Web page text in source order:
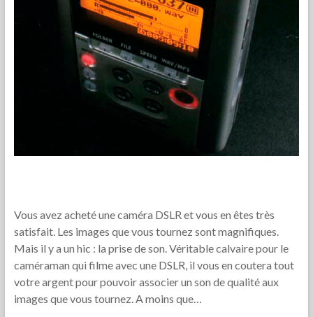
Vous avez acheté une caméra DSLR et vous en êtes très
satisfait. Les images que vous tournez sont magnifiques.
Mais il y a un hic : la prise de son. Véritable calvaire pour le
caméraman qui filme avec une DSLR, il vous en coutera tout
votre argent pour pouvoir associer un son de qualité aux
images que vous tournez. A moins que…